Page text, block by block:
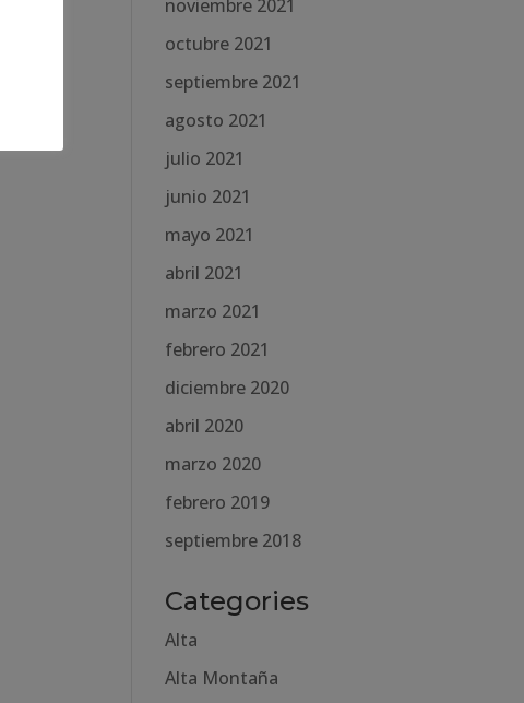
noviembre 2021
octubre 2021
septiembre 2021
agosto 2021
julio 2021
junio 2021
mayo 2021
abril 2021
marzo 2021
febrero 2021
diciembre 2020
abril 2020
marzo 2020
febrero 2019
septiembre 2018
Categories
Alta
Alta Montaña